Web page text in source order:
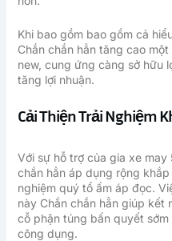
Khi bao gồm bao gồm cả
Chắn chắn hẳn tăng cao
new, cung ứng càng sở hữu
tăng lợi nhuận.
Cải Thiện Trải Nghiệm
Với sự hỗ trợ của gia xe
chắn hẳn áp dụng rộng
nghiệm quý tổ ấm áp đọc.
này Chắn chắn hẳn giúp kết
cỗ phận túng bấn quyết
công dụng.